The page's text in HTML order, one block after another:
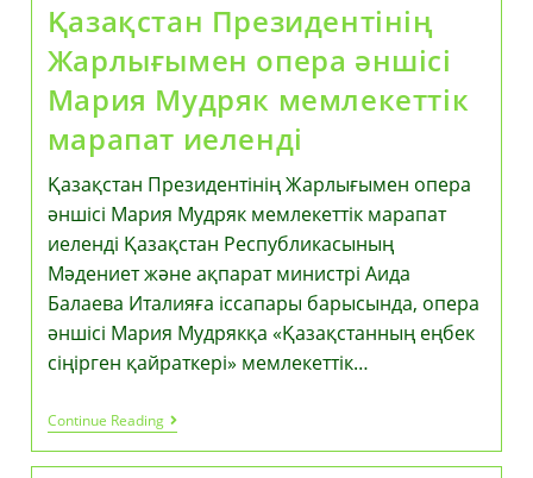
Қазақстан Президентінің
Жарлығымен опера әншісі
Мария Мудряк мемлекеттік
марапат иеленді
Қазақстан Президентінің Жарлығымен опера
әншісі Мария Мудряк мемлекеттік марапат
иеленді Қазақстан Республикасының
Мәдениет және ақпарат министрі Аида
Балаева Италияға іссапары барысында, опера
әншісі Мария Мудрякқа «Қазақстанның еңбек
сіңірген қайраткері» мемлекеттік…
Continue ReadingҚазақстан
Президентінің
Жарлығымен